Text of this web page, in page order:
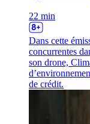
22 min
Dans cette
concurrentes
son drone,
de crédit.